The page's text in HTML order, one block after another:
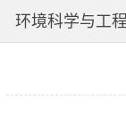
环境科学与工